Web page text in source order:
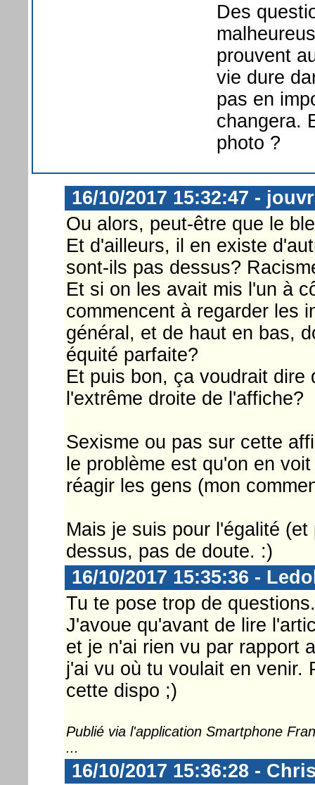
Des
prouvent
vie dure
pas en
changera.
photo ?
16/10/2017 15:32:47 -
Ou alors, peut-être que le
Et d'ailleurs, il en existe
sont-ils pas dessus?
Et si on les avait mis l'un à
commencent à regarder les
général, et de haut en bas,
équité parfaite?
Et puis bon, ça voudrait dire
l'extrême droite de l'affiche?
Sexisme ou pas sur cette
le problème est qu'on en
réagir les gens (mon
Mais je suis pour l'égalité
dessus, pas de doute. :)
16/10/2017 15:35:36 -
Tu te pose trop de
J'avoue qu'avant de lire
et je n'ai rien vu par rapport
j'ai vu où tu voulait en venir.
cette dispo ;)
Publié via l'application Smartphone
...
16/10/2017 15:36:28 -